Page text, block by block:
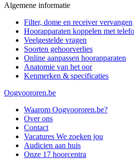
Algemene informatie
Filter, dome en receiver vervangen
Hoorapparaten koppelen met
Veelgestelde vragen
Soorten gehoorverlies
Online aanpassen hoorapparaten
Anatomie van het oor
Kenmerken & specificaties
Oogvoororen.be
Waarom Oogvoororen.be?
Over ons
Contact
Vacatures We zoeken jou
Audicien aan huis
Onze 17 hoorcentra